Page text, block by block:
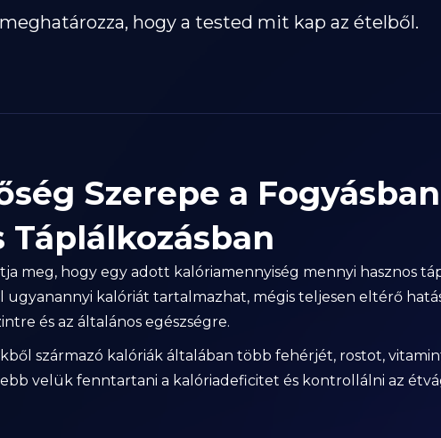
hogy a tested mit kap az ételből.
Szerepe a
Táplálkozásban
meg, hogy egy adott kalóriamennyiség mennyi hasznos
ugyanannyi kalóriát tartalmazhat, mégis teljesen eltérő
és az általános egészségre.
származó kalóriák általában több fehérjét, rostot,
velük fenntartani a kalóriadeficitet és kontrollálni az